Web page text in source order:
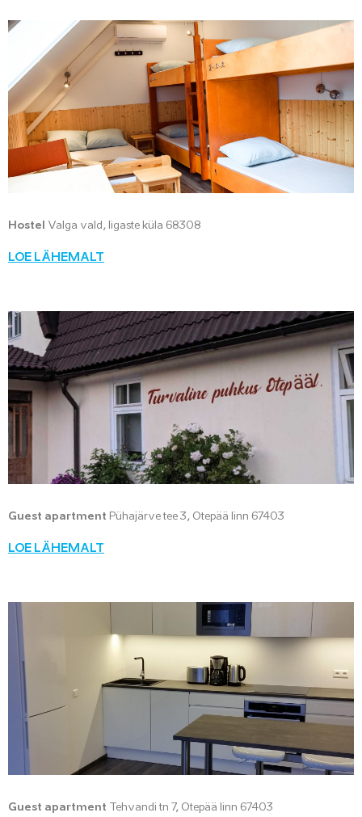
Hostel Valga vald, Iigaste küla 68308
LOE LÄHEMALT
Guest apartment Pühajärve tee 3, Otepää linn 67403
LOE LÄHEMALT
Guest apartment Tehvandi tn 7, Otepää linn 67403